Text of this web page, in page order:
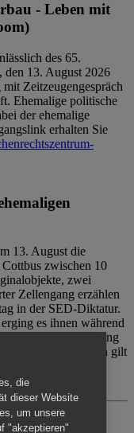
- Leben mit
des 65.
den 13. August 2026
Zeitzeugengespräch
Ehemalige politische
der ehemalige
erhalten Sie
13. August die
zwischen 10
zwei
Zellengang erzählen
in der SED-Diktatur.
es ihnen während
ohne Betreuung
Für Begleitpersonen gilt
die
dieser Website
um unsere
"akzeptieren"